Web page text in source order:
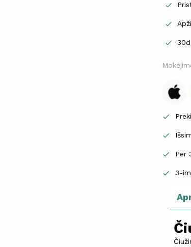





 Per
 3-